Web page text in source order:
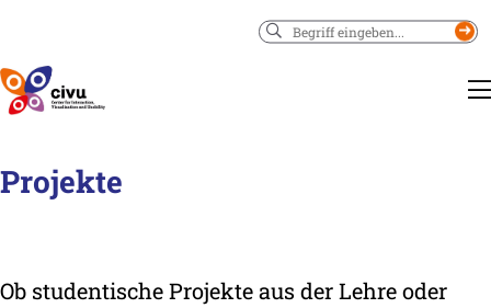
Suchen
Projekte
Ob studentische Projekte aus der Lehre oder